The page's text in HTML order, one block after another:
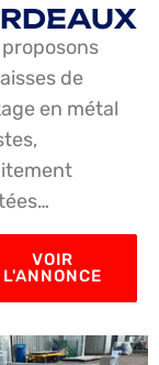
proposons
de
en métal
VOIR
L'ANNONCE